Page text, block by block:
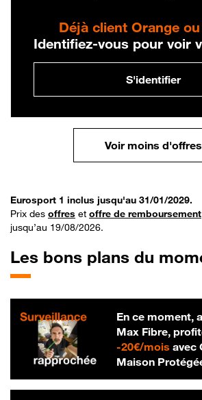
Déjà client Orange
Identifiez-vous pour voir
S'identifier
Voir moins d'offres
Eurosport 1 inclus jusqu'au 31/01/2029.
Prix des offres et offre de remboursement
jusqu’au 19/08/2026.
Les bons plans du
En ce moment,
Max Fibre,
-20€/mois20 €
avec
Maison